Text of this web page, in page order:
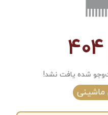
شده یافت نشد!